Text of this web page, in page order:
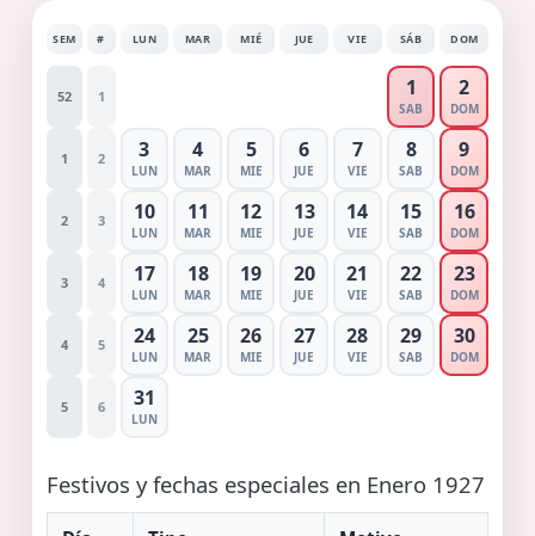
SEM # LUN MAR MIÉ JUE VIE SÁB DOM
52 1 1
SAB
2
DOM
1 2 3
LUN
4
MAR
5
MIE
6
JUE
7
VIE
8
SAB
9
DOM
2 3 10
LUN
11
MAR
12
MIE
13
JUE
14
VIE
15
SAB
16
DOM
3 4 17
LUN
18
MAR
19
MIE
20
JUE
21
VIE
22
SAB
23
DOM
4 5 24
LUN
25
MAR
26
MIE
27
JUE
28
VIE
29
SAB
30
DOM
5 6 31
LUN
Festivos y fechas especiales en Enero 1927